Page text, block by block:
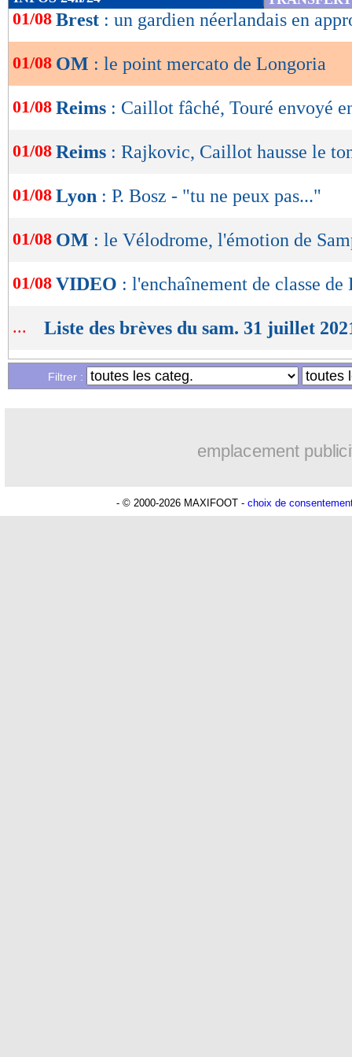
de
OK
01/08 Brest : un gardien néerlandais en
01/08 OM : le point mercato de Longoria
01/08 Reims : Caillot fâché, Touré envoyé
01/08 Reims : Rajkovic, Caillot hausse le
01/08 Lyon : P. Bosz - "tu ne peux pas..."
01/08 OM : le Vélodrome, l'émotion de
01/08 VIDEO : l'enchaînement de classe de
... Liste des brèves du sam. 31 juillet
Liste des brèves du ven. 30 juillet
Filtrer :
emplacement
- © 2000-2026 MAXIFOOT - choix de